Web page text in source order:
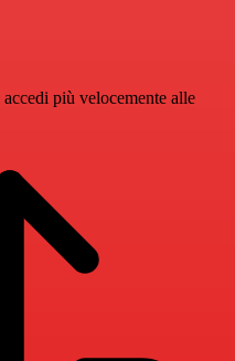
più velocemente alle